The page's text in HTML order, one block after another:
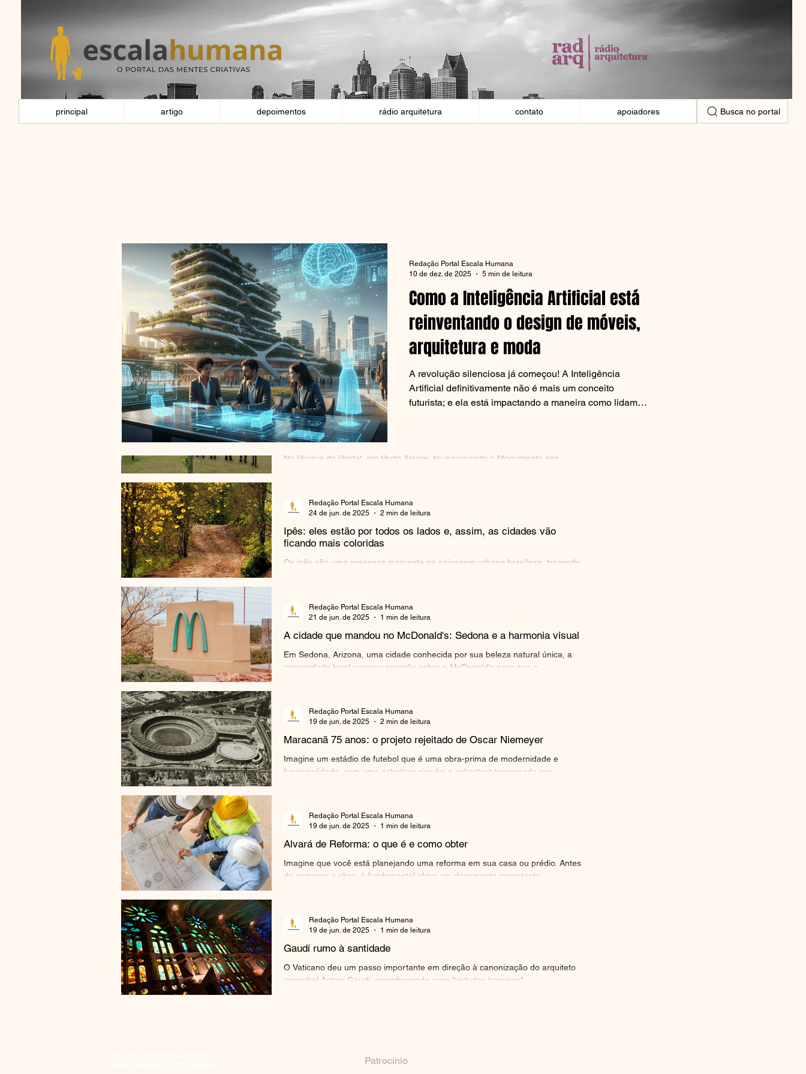
principal artigo depoimentos rádio arquitetura contato apoiadores Busca no portal
O charme do estilo boho: liberdade e autenticidade na decoração
O estilo boho é uma tendência decorativa que celebra a liberdade criativa, a
mistura de elementos e a expressão de personalidade. Mais do...
Redação Portal Escala Humana
30 de jun. de 2025
2 min de leitura
Monumento aos Voluntários Anônimos é inaugurado em Porto
Alegre
No Parque do Pontal, em Porto Alegre, foi inaugurado o Monumento aos
Redação Portal Escala Humana
24 de jun. de 2025
1 min de leitura
Ipês: eles estão por todos os lados e, assim, as cidades vão
ficando mais coloridas
Os ipês são uma presença marcante na paisagem urbana brasileira, trazendo
Redação Portal Escala Humana
24 de jun. de 2025
2 min de leitura
A cidade que mandou no McDonald's: Sedona e a harmonia visual
Em Sedona, Arizona, uma cidade conhecida por sua beleza natural única, a
comunidade local exerceu pressão sobre o McDonald's para que o...
Redação Portal Escala Humana
21 de jun. de 2025
1 min de leitura
Maracanã 75 anos: o projeto rejeitado de Oscar Niemeyer
Imagine um estádio de futebol que é uma obra-prima de modernidade e
funcionalidade, com uma estrutura circular e cobertura tensionada por...
Redação Portal Escala Humana
19 de jun. de 2025
2 min de leitura
Alvará de Reforma: o que é e como obter
Imagine que você está planejando uma reforma em sua casa ou prédio. Antes
de começar a obra, é fundamental obter um documento importante:...
Redação Portal Escala Humana
19 de jun. de 2025
1 min de leitura
Gaudí rumo à santidade
O Vaticano deu um passo importante em direção à canonização do arquiteto
espanhol Antoni Gaudí, reconhecendo suas "virtudes heroicas"....
Redação Portal Escala Humana
19 de jun. de 2025
1 min de leitura
Como a Inteligência Artificial está
reinventando o design de móveis,
arquitetura e moda
A revolução silenciosa já começou! A Inteligência
Artificial definitivamente não é mais um conceito
futurista; e ela está impactando a maneira como lidamos
lado, também abre novas oportunidades para práticas
Redação Portal Escala Humana
10 de dez. de 2025
5 min de leitura
Patrocínio